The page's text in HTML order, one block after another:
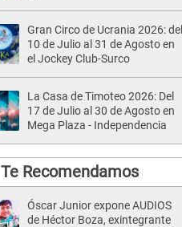
Gran Circo de Ucrania 2026: del
10 de Julio al 31 de Agosto en
el Jockey Club-Surco
La Casa de Timoteo 2026: Del
17 de Julio al 30 de Agosto en
Mega Plaza - Independencia
Te Recomendamos
Óscar Junior expone AUDIOS
de Héctor Boza, exintegrante